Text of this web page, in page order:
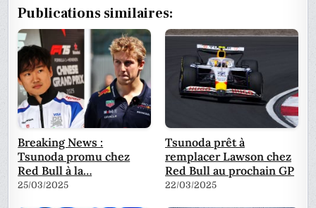
Publications similaires:
Breaking News :
Tsunoda promu chez
Red Bull à la…
25/03/2025
Tsunoda prêt à
remplacer Lawson chez
Red Bull au prochain GP
22/03/2025